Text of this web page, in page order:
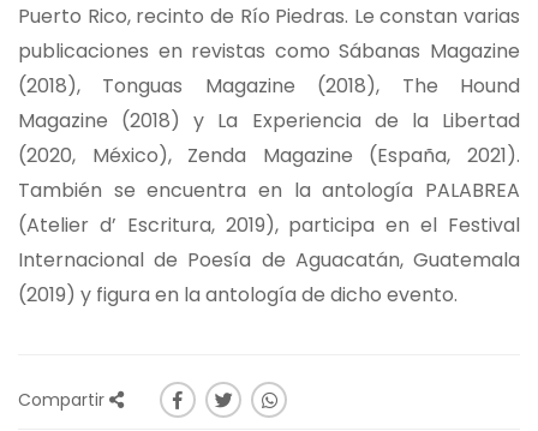
Puerto Rico, recinto de Río Piedras. Le constan varias
publicaciones en revistas como Sábanas Magazine
(2018), Tonguas Magazine (2018), The Hound
Magazine (2018) y La Experiencia de la Libertad
(2020, México), Zenda Magazine (España, 2021).
También se encuentra en la antología PALABREA
(Atelier d’ Escritura, 2019), participa en el Festival
Internacional de Poesía de Aguacatán, Guatemala
(2019) y figura en la antología de dicho evento.
Compartir